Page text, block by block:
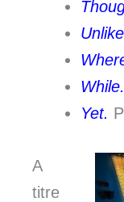
While.
Yet.
A
titre